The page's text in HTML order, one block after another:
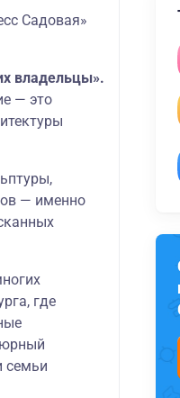
Садовая»
владельцы».
— это
— именно
где
семьи